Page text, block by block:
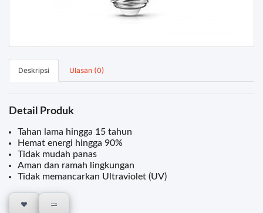
Deskripsi Ulasan (0)
Detail Produk
Tahan lama hingga 15 tahun
Hemat energi hingga 90%
Tidak mudah panas
Aman dan ramah lingkungan
Tidak memancarkan Ultraviolet (UV)